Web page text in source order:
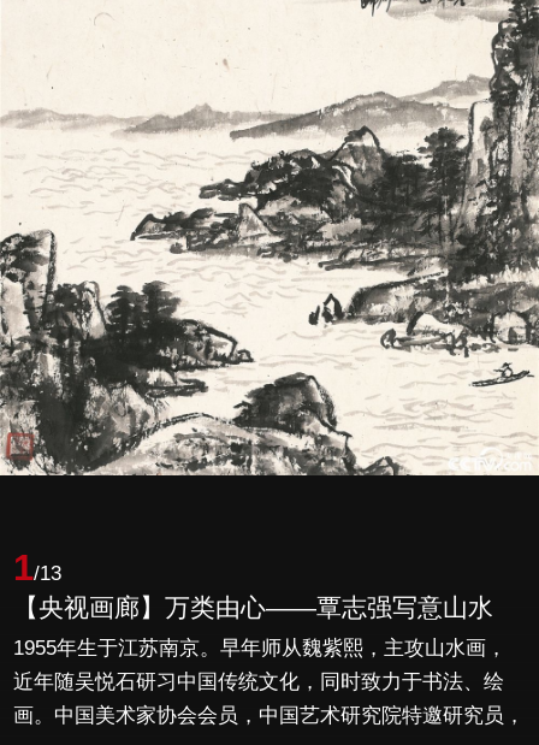
1/13
【央视画廊】万类由心——覃志强写意山水
1955年生于江苏南京。早年师从魏紫熙，主攻山水画，
近年随吴悦石研习中国传统文化，同时致力于书法、绘
画。中国美术家协会会员，中国艺术研究院特邀研究员，